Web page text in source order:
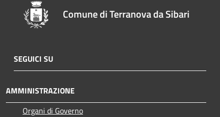
Comune di Terranova da Sibari
SEGUICI SU
AMMINISTRAZIONE
Organi di Governo